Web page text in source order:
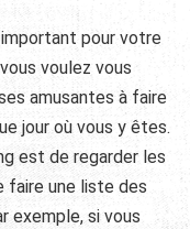
pour votre
voulez vous
amusantes à faire
jour où vous y êtes.
est de regarder les
faire une liste des
exemple, si vous